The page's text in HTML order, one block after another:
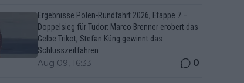
Ergebnisse Polen-Rundfahrt 2026, Etappe 7 –
Doppelsieg für Tudor: Marco Brenner erobert das
Gelbe Trikot, Stefan Küng gewinnt das
Schlusszeitfahren
Aug 09, 16:33 0